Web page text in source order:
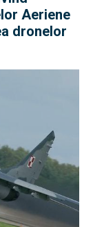
Aeriene
dronelor